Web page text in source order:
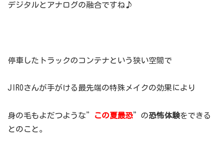
デジタルとアナログの融合ですね♪
停車したトラックのコンテナという狭い空間で
JIROさんが手がける最先端の特殊メイクの効果により
身の毛もよだつような” この夏最恐”の恐怖体験をできる
とのこと。